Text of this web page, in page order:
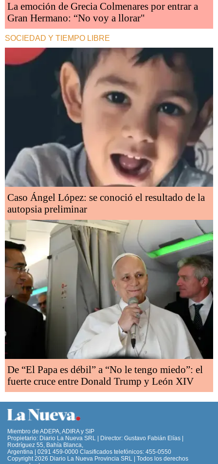
La emoción de Grecia Colmenares por entrar a
Gran Hermano: “No voy a llorar"
SOCIEDAD Y TIEMPO LIBRE
Caso Ángel López: se conoció el resultado de la
autopsia preliminar
De “El Papa es débil” a “No le tengo miedo”: el
fuerte cruce entre Donald Trump y León XIV
Miembro de ADEPA, ADIRA y SIP
Propietario: Diario La Nueva SRL | Director: Gustavo Fabián Elías |
Rodríguez 55, Bahía Blanca,
Argentina | 0291 459-0000 Clasificados telefónicos: 455-0550
Copyright 2026 Diario La Nueva Provincia SRL | Todos los derechos